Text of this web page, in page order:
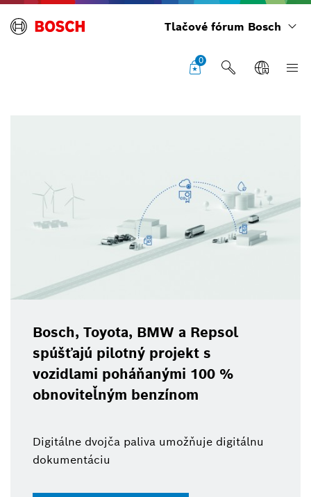
Tlačové fórum Bosch
0
Bosch, Toyota, BMW a Repsol
spúšťajú pilotný projekt s
vozidlami poháňanými 100 %
obnoviteľným benzínom
Digitálne dvojča paliva umožňuje digitálnu
dokumentáciu